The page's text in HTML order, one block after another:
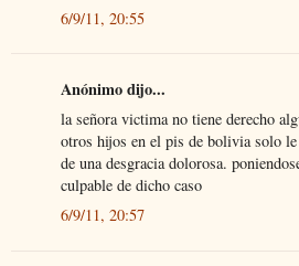
6/9/11, 20:55
Anónimo dijo...
la señora victima no tiene derecho
otros hijos en el pis de bolivia solo le
de una desgracia dolorosa.
culpable de dicho caso
6/9/11, 20:57